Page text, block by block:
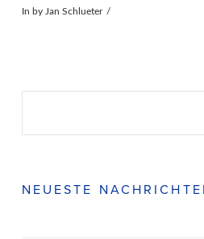
In by Jan Schlueter
NEUESTE